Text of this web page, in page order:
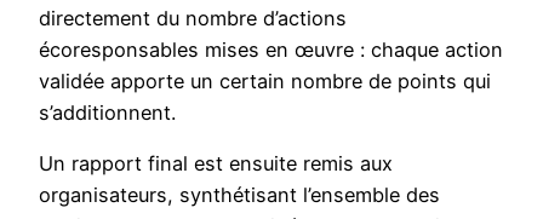
directement du nombre d’actions
écoresponsables mises en œuvre : chaque action
validée apporte un certain nombre de points qui
s’additionnent.
Un rapport final est ensuite remis aux
organisateurs, synthétisant l’ensemble des